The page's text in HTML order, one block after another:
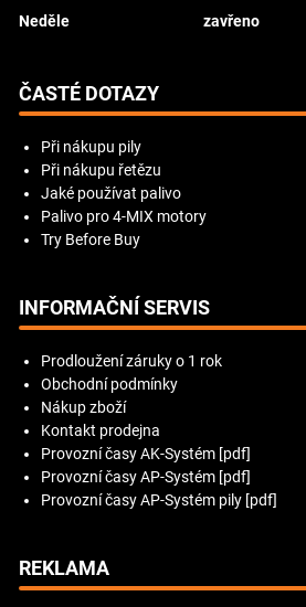
Neděle
zavřeno
ČASTÉ DOTAZY
Při nákupu pily
Při nákupu řetězu
Jaké používat palivo
Palivo pro 4-MIX motory
Try Before Buy
INFORMAČNÍ SERVIS
Prodloužení záruky o 1 rok
Obchodní podmínky
Nákup zboží
Kontakt prodejna
Provozní časy AK-Systém [pdf]
Provozní časy AP-Systém [pdf]
Provozní časy AP-Systém pily [pdf]
REKLAMA